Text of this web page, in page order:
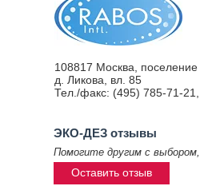
108817 Москва, поселение
д. Ликова, вл. 85
Тел./факс: (495) 785-71-
ЭКО-ДЕЗ отзывы
Помогите другим с
Оставить отзыв